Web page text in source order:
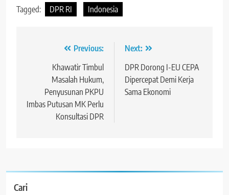
Tagged: DPR RI Indonesia
Navigasi Previous:
Khawatir Timbul
Masalah Hukum,
Penyusunan PKPU
Imbas Putusan MK Perlu
Konsultasi DPR
Next:
DPR Dorong I-EU CEPA
Dipercepat Demi Kerja
Sama Ekonomi
Cari